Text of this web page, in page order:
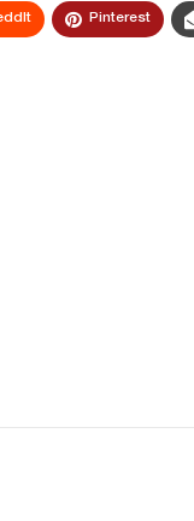
Pinterest